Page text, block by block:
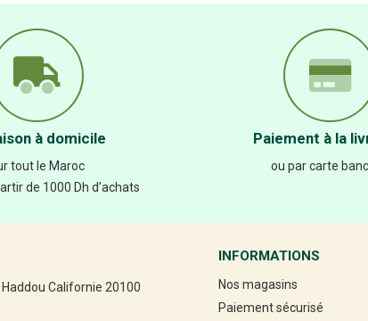
à domicile
tout le Maroc
de 1000 Dh d’achats
Paiement à la
ou par carte
Californie 20100
INFORMATIONS
Nos magasins
Paiement sécurisé